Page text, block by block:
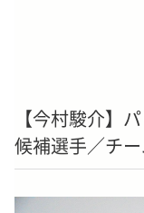
【今村駿介】
候補選手／チ